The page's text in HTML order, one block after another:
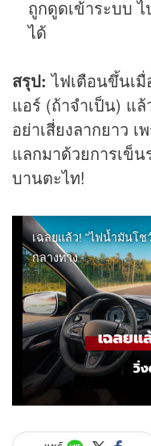
ถูกดูดเข้าระบบ
ได้
สรุป: ไฟเตือนขึ้นเมื่
แอร์ (ถ้าจำเป็น) แ
อย่าเสี่ยงลากยาว
แลกมาด้วยการเข็
บานตะไท!